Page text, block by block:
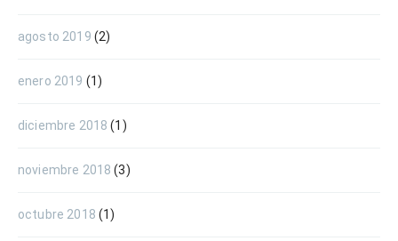
agosto 2019 (2)
enero 2019 (1)
diciembre 2018 (1)
noviembre 2018 (3)
octubre 2018 (1)